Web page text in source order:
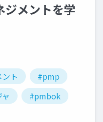
ジメントを学
ト
#pmp
#pmbok